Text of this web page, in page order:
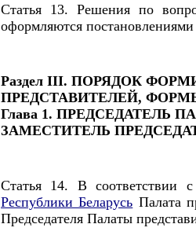
Статья 13. Решения по
оформляются
Раздел III. ПОРЯДОК
ПРЕДСТАВИТЕЛЕЙ,
Глава 1. ПРЕДСЕДАТЕЛЬ
ЗАМЕСТИТЕЛЬ
Статья 14. В соответствии
Республики Беларусь Палата
Председателя Палаты